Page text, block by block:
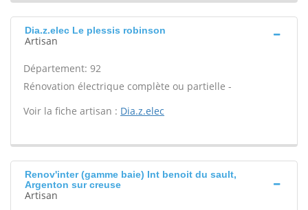
Dia.z.elec Le plessis robinson
Artisan
Département: 92
Rénovation électrique complète ou partielle -
Voir la fiche artisan : Dia.z.elec
Renov'inter (gamme baie) Int benoit du sault,
Argenton sur creuse
Artisan